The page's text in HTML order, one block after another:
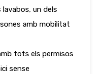
un dels
amb mobilitat
tots els permisos
sense